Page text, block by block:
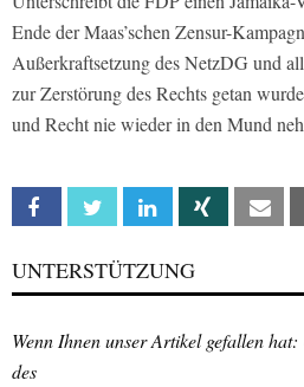
Ende der Maas’schen Zensur-
Außerkraftsetzung des NetzDG und
zur Zerstörung des Rechts getan
und Recht nie wieder in den Mund
Facebook Twitter Linkedin Xing
UNTERSTÜTZUNG
Wenn Ihnen unser Artikel gefallen
des